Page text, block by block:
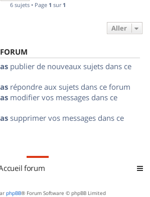
6 sujets • Page 1 sur 1
Aller
publier de nouveaux sujets dans ce
répondre aux sujets dans ce forum
modifier vos messages dans ce
supprimer vos messages dans ce
forum
phpBB® Forum Software © phpBB Limited